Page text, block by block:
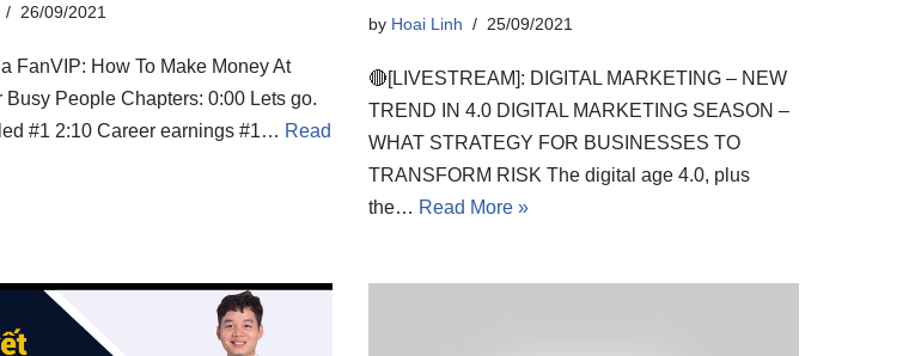
26/09/2021
FanVIP: How To Make Money At
Busy People Chapters: 0:00 Lets go.
#1 2:10 Career earnings #1… Read
by Hoai Linh 25/09/2021
🔴[LIVESTREAM]: DIGITAL MARKETING – NEW
TREND IN 4.0 DIGITAL MARKETING SEASON –
WHAT STRATEGY FOR BUSINESSES TO
TRANSFORM RISK The digital age 4.0, plus
the… Read More »